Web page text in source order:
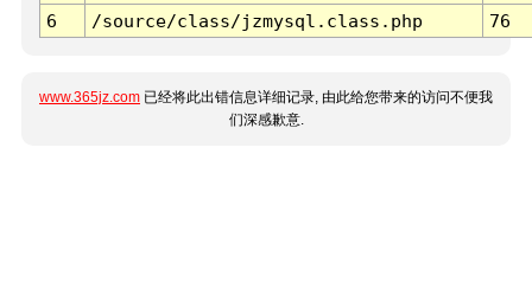
6
/source/class/jzmysql.class.php 76
www.365jz.com 已经将此出错信息详细记录, 由此给您带来的访问不便我
们深感歉意.